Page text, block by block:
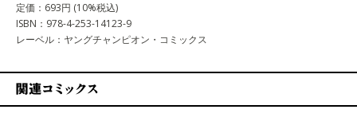
定価：693円 (10%税込)
ISBN：978-4-253-14123-9
レーベル：ヤングチャンピオン・コミックス